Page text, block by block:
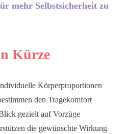
mehr Selbstsicherheit zu
Kürze
Körperproportionen
den Tragekomfort
gezielt auf Vorzüge
die gewünschte Wirkung